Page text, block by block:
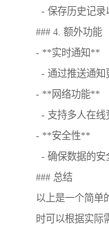
- 保存历史记录
### 4. 额外功能
- **实时通知**
- 通过推送通知
- **网络功能**
- 支持多人在线
- **安全性**
- 确保数据的安
### 总结
以上是一个简单
时可以根据实际